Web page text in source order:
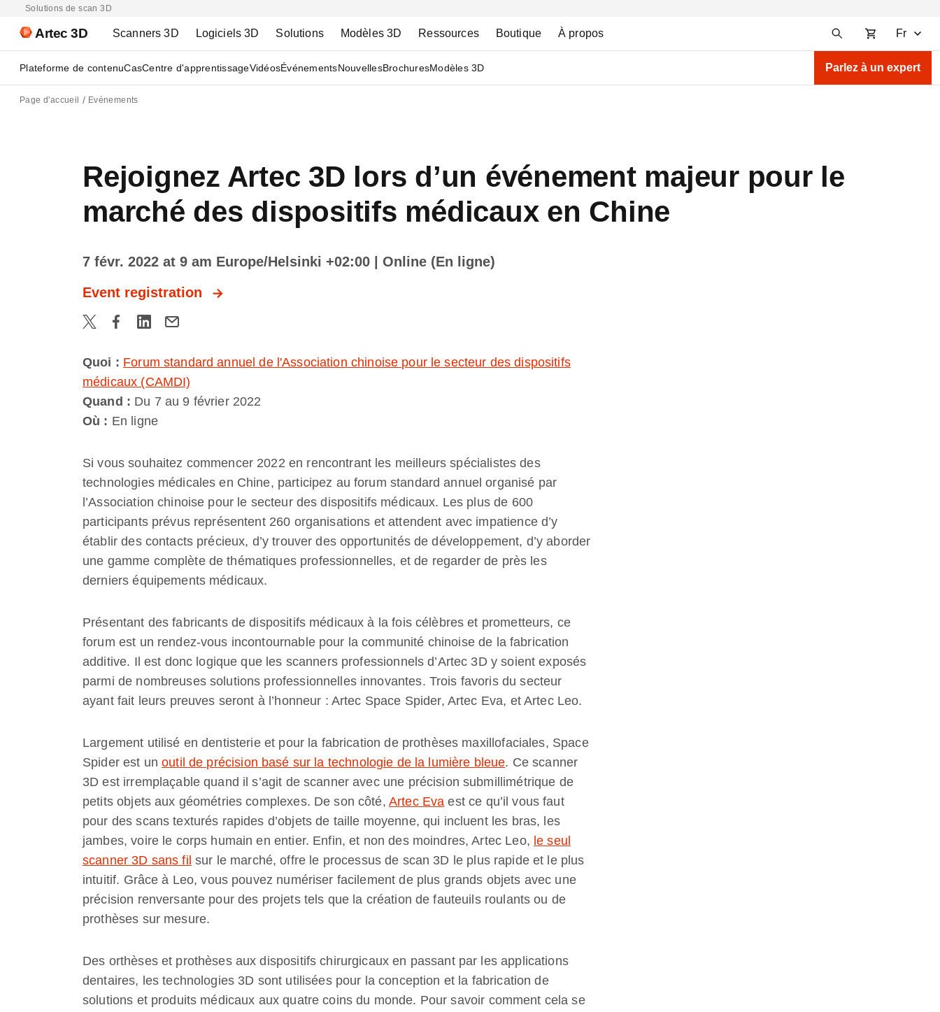
Solutions de scan 3D
Artec 3D Scanners 3D Logiciels 3D Solutions Modèles 3D Ressources Boutique À propos Fr
Plateforme de contenuCasCentre d'apprentissageVidéosÉvénementsNouvellesBrochuresModèles 3D Parlez à un expert
Page d'accueil Evénements
Rejoignez Artec 3D lors d’un événement majeur pour le
marché des dispositifs médicaux en Chine
7 févr. 2022 at 9 am Europe/Helsinki +02:00
| Online (En ligne)
Event registration
Quoi : Forum standard annuel de l'Association chinoise pour le secteur des dispositifs
médicaux (CAMDI)
Quand : Du 7 au 9 février 2022
Où : En ligne
Si vous souhaitez commencer 2022 en rencontrant les meilleurs spécialistes des
technologies médicales en Chine, participez au forum standard annuel organisé par
l’Association chinoise pour le secteur des dispositifs médicaux. Les plus de 600
participants prévus représentent 260 organisations et attendent avec impatience d’y
établir des contacts précieux, d’y trouver des opportunités de développement, d’y aborder
une gamme complète de thématiques professionnelles, et de regarder de près les
derniers équipements médicaux.
Présentant des fabricants de dispositifs médicaux à la fois célèbres et prometteurs, ce
forum est un rendez-vous incontournable pour la communité chinoise de la fabrication
additive. Il est donc logique que les scanners professionnels d’Artec 3D y soient exposés
parmi de nombreuses solutions professionnelles innovantes. Trois favoris du secteur
ayant fait leurs preuves seront à l’honneur : Artec Space Spider, Artec Eva, et Artec Leo.
Largement utilisé en dentisterie et pour la fabrication de prothèses maxillofaciales, Space
Spider est unoutil de précision basé sur la technologie de la lumière bleue. Ce scanner
3D est irremplaçable quand il s’agit de scanner avec une précision submillimétrique de
petits objets aux géométries complexes. De son côté, Artec Eva est ce qu’il vous faut
pour des scans texturés rapides d’objets de taille moyenne, qui incluent les bras, les
jambes, voire le corps humain en entier. Enfin, et non des moindres, Artec Leo, le seul
scanner 3D sans fil sur le marché, offre le processus de scan 3D le plus rapide et le plus
intuitif. Grâce à Leo, vous pouvez numériser facilement de plus grands objets avec une
précision renversante pour des projets tels que la création de fauteuils roulants ou de
prothèses sur mesure.
Des orthèses et prothèses aux dispositifs chirurgicaux en passant par les applications
dentaires, les technologies 3D sont utilisées pour la conception et la fabrication de
solutions et produits médicaux aux quatre coins du monde. Pour savoir comment cela se